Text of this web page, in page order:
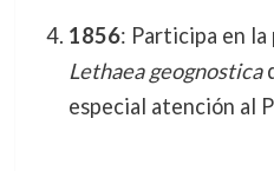
1856: Participa en la
Lethaea geognostica
especial atención al